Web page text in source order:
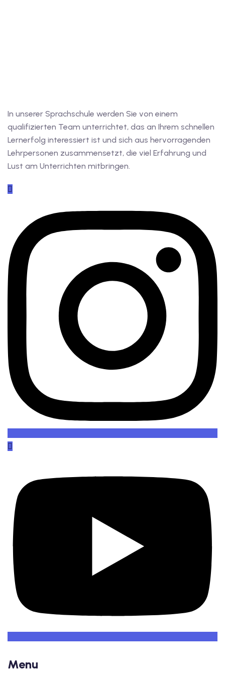
In unserer Sprachschule werden Sie von einem
qualifizierten Team unterrichtet, das an Ihrem schnellen
Lernerfolg interessiert ist und sich aus hervorragenden
Lehrpersonen zusammensetzt, die viel Erfahrung und
Lust am Unterrichten mitbringen.
Menu